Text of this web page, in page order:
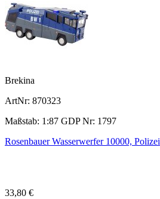
Brekina
ArtNr: 870323
Maßstab: 1:87 GDP Nr: 1797
Rosenbauer Wasserwerfer 10000, Polizei
33,80 €